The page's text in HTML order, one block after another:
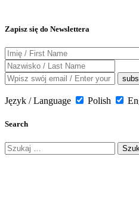
Zapisz się do Newslettera
Język / Language Polish
Search
Szukaj: